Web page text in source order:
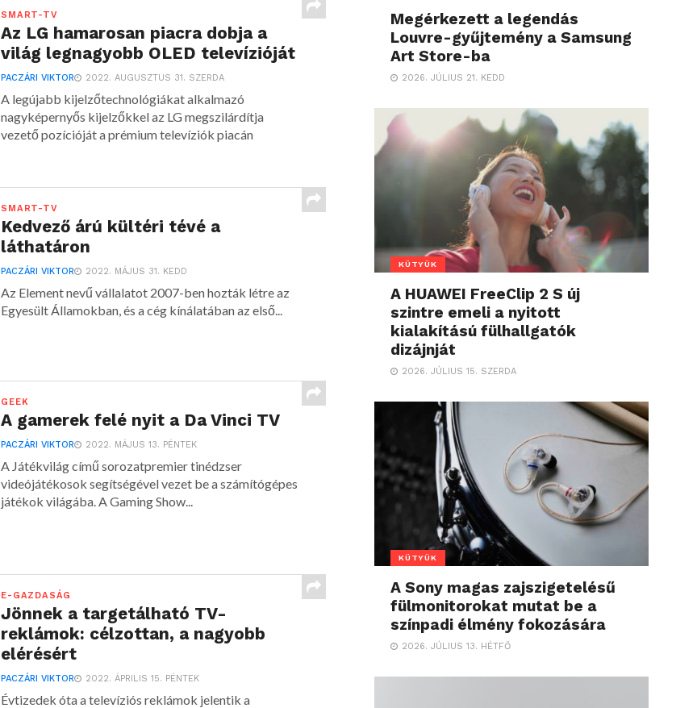
SMART-TV
Az LG hamarosan piacra dobja a
világ legnagyobb OLED televízióját
PACZÁRI VIKTOR 2022. AUGUSZTUS 31. SZERDA
A legújabb kijelzőtechnológiákat alkalmazó
nagyképernyős kijelzőkkel az LG megszilárdítja
vezető pozícióját a prémium televíziók piacán
SMART-TV
Kedvező árú kültéri tévé a
láthatáron
PACZÁRI VIKTOR 2022. MÁJUS 31. KEDD
Az Element nevű vállalatot 2007-ben hozták létre az
Egyesült Államokban, és a cég kínálatában az első...
GEEK
A gamerek felé nyit a Da Vinci TV
PACZÁRI VIKTOR 2022. MÁJUS 13. PÉNTEK
A Játékvilág című sorozatpremier tinédzser
videójátékosok segítségével vezet be a számítógépes
játékok világába. A Gaming Show...
E-GAZDASÁG
Jönnek a targetálható TV-
reklámok: célzottan, a nagyobb
elérésért
PACZÁRI VIKTOR 2022. ÁPRILIS 15. PÉNTEK
Évtizedek óta a televíziós reklámok jelentik a
Megérkezett a legendás
Louvre-gyűjtemény a Samsung
Art Store-ba
2026. JÚLIUS 21. KEDD
KÜTYÜK
A HUAWEI FreeClip 2 S új
szintre emeli a nyitott
kialakítású fülhallgatók
dizájnját
2026. JÚLIUS 15. SZERDA
KÜTYÜK
A Sony magas zajszigetelésű
fülmonitorokat mutat be a
színpadi élmény fokozására
2026. JÚLIUS 13. HÉTFŐ